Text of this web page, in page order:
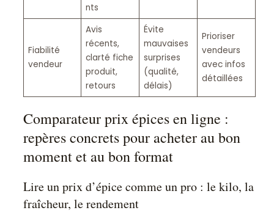
nts
Fiabilité
vendeur
Avis
récents,
clarté fiche
produit,
retours
Évite
mauvaises
surprises
(qualité,
délais)
Prioriser
vendeurs
avec infos
détaillées
Comparateur prix épices en ligne :
repères concrets pour acheter au bon
moment et au bon format
Lire un prix d’épice comme un pro : le kilo, la
fraîcheur, le rendement